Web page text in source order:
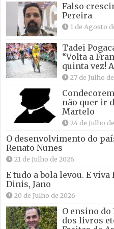
Falso
Pereira
1 de Agosto
Tadei
“Volta a
quinta vez!
27 de Julho
não quer ir
Martelo
24 de Julho
O desenvolvimento do
Renato Nunes
21 de Julho de 2026
E tudo a bola levou. E viva
Dinis, Jano
20 de Julho de 2026
O ensino do
dos livros